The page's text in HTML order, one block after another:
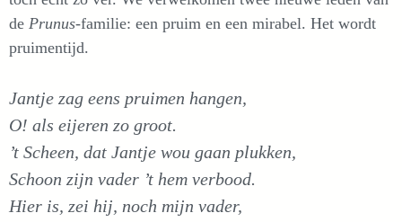
de Prunus-familie: een pruim en een mirabel. Het wordt
pruimentijd.
Jantje zag eens pruimen hangen,
O! als eijeren zo groot.
’t Scheen, dat Jantje wou gaan plukken,
Schoon zijn vader ’t hem verbood.
Hier is, zei hij, noch mijn vader,